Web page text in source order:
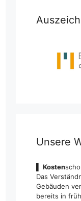
Unsere
Kosten
Das
Gebäuden
bereits in